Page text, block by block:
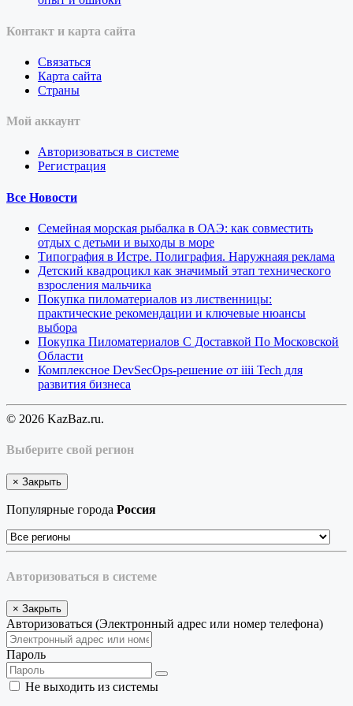
Контакт и карта сайта
Связаться
Карта сайта
Страны
Мой аккаунт
Авторизоваться в системе
Регистрация
Все Новости
Семейная морская рыбалка в ОАЭ: как совместить
отдых с детьми и выходы в море
Типография в Истре. Полиграфия. Наружнаяя реклама
Детский квадроцикл как значимый этап технического
взросления мальчика
Покупка пиломатериалов из лиственницы:
практические рекомендации и ключевые нюансы
выбора
Покупка Пиломатериалов С Доставкой По Московской
Области
Комплексное DevSecOps-решение от iiii Tech для
развития бизнеса
© 2026 KazBaz.ru.
Выберите свой регион
× Закрыть
Популярные города Россия
Авторизоваться в системе
× Закрыть
Авторизоваться (Электронный адрес или номер телефона)
Пароль
Не выходить из системы